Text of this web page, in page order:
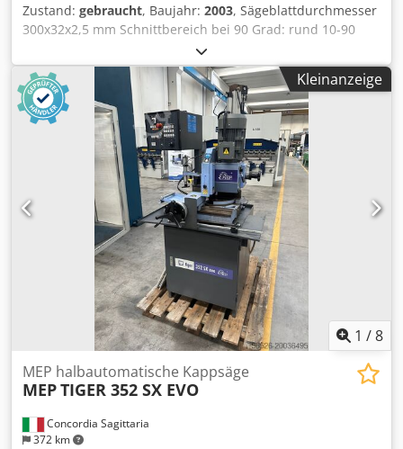
Zustand: gebraucht, Baujahr: 2003, Sägeblattdurchmesser
300x32x2,5 mm Schnittbereich bei 90 Grad: rund 10-90
mm Schnittbereich bei 90 Grad: flach 80x10-80 mm Csdjyv
Nvtopfx Agpsha Schnittbereich bei 90 Grad: vierkant 10-80
mm Schnittbereich bei 90 Grad: rund - Vollmaterial 10 - 40
mm Schnittbereich bei 90 Grad: flach - Vollmaterial 40x10-
40 mm Schnittbereich b. 90 Grad: vierkant - Vollmaterial
10- 40 mm Drehzahl 1700/3400 U/min Maschinengewicht
ca. 600 kg Raumbedarf ca. 2590x1910x1910 mm Zubehör: -
Fußschalter mit Not-Aus -Mikrosprüheinrichtung -HM-
Kreissägeblatt 350 mm
Kleinanzeige
1 /8
Concordia Sagittaria
372 km
MEP halbautomatische Kappsäge
MEPTIGER 352 SX EVO